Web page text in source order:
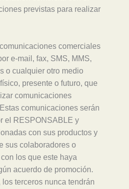
previstas para realizar
comerciales
e-mail, fax, SMS, MMS,
o cualquier otro medio
presente o futuro, que
comunicaciones
comunicaciones serán
el RESPONSABLE y
con sus productos y
sus colaboradores o
los que este haya
acuerdo de promoción.
los terceros nunca tendrán